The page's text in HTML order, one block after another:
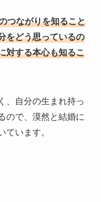
つながりを知ること
をどう思っているの
対する本心も知るこ
、自分の生まれ持っ
ので、漠然と結婚に
ています。